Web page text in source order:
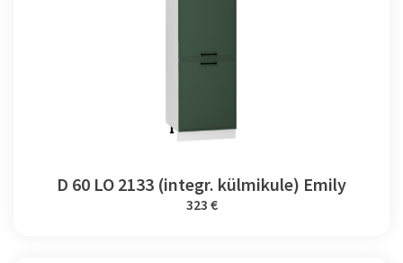
D 60 LO 2133 (integr. külmikule) Emily
323 €